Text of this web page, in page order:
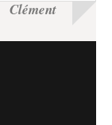
Clément